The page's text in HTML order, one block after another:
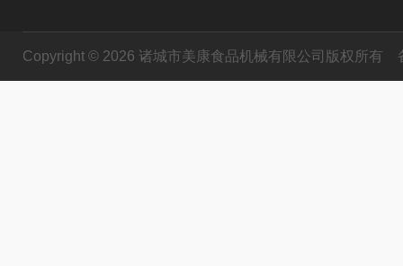
Copyright © 2026 诸城市美康食品机械有限公司版权所有